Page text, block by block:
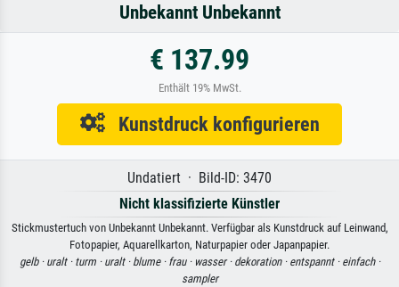
Unbekannt Unbekannt
€ 137.99
Enthält 19% MwSt.
Kunstdruck konfigurieren
Undatiert · Bild-ID: 3470
Nicht klassifizierte Künstler
Stickmustertuch von Unbekannt Unbekannt. Verfügbar als Kunstdruck auf Leinwand,
Fotopapier, Aquarellkarton, Naturpapier oder Japanpapier.
gelb · uralt · turm · uralt · blume · frau · wasser · dekoration · entspannt · einfach ·
sampler